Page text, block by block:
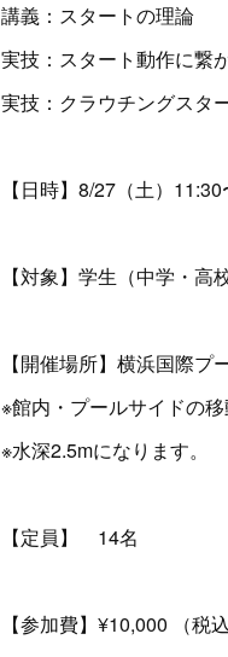
講義：スタートの理論
実技：スタート動作に繋
実技：クラウチングスタ
【日時】8/27（土）
【対象】学生（中学・
【開催場所】横浜国際プ
※館内・プールサイドの
※水深2.5mになります。
【定員】 14名
【参加費】¥10,000 （税込